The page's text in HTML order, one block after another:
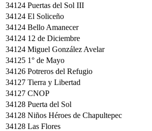
34124 Puertas del Sol III
34124 El Soliceño
34124 Bello Amanecer
34124 12 de Diciembre
34124 Miguel González Avelar
34125 1° de Mayo
34126 Potreros del Refugio
34127 Tierra y Libertad
34127 CNOP
34128 Puerta del Sol
34128 Niños Héroes de Chapultepec
34128 Las Flores